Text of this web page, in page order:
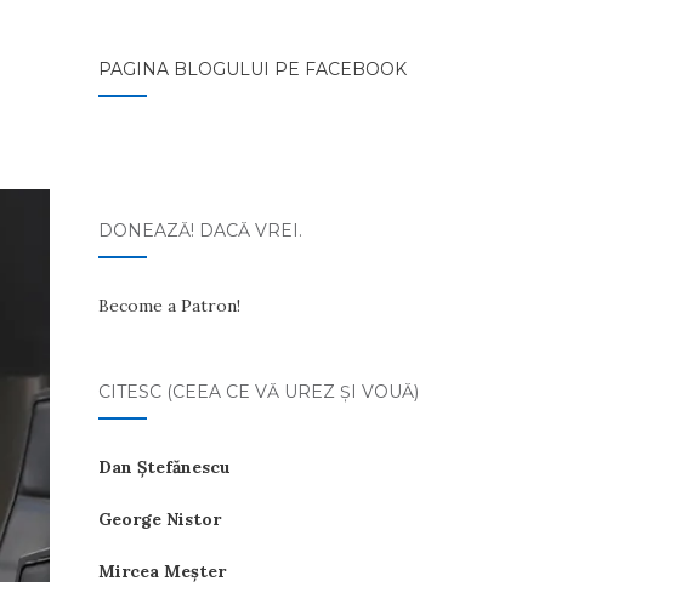
PAGINA BLOGULUI PE FACEBOOK
DONEAZĂ! DACĂ VREI.
Become a Patron!
CITESC (CEEA CE VĂ UREZ ŞI VOUĂ)
Dan Ştefănescu
George Nistor
Mircea Meşter